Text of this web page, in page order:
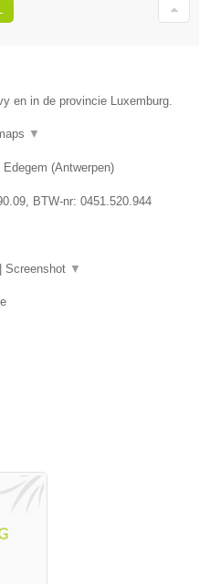
en in de provincie Luxemburg.
▼
Edegem (Antwerpen)
, BTW-nr: 0451.520.944
Screenshot ▼